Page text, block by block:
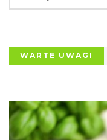
WARTE UWAGI